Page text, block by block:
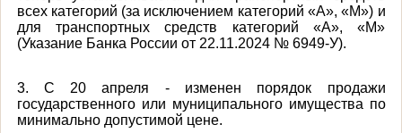
всех категорий (за исключением категорий «A», «M») и
для транспортных средств категорий «A», «M»
(Указание Банка России от 22.11.2024 № 6949-У).
3. С 20 апреля - изменен порядок продажи
государственного или муниципального имущества по
минимально допустимой цене.